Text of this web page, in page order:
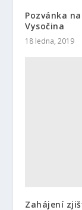
Pozvánka
Vysočina
18 ledna, 2019
Zahájení